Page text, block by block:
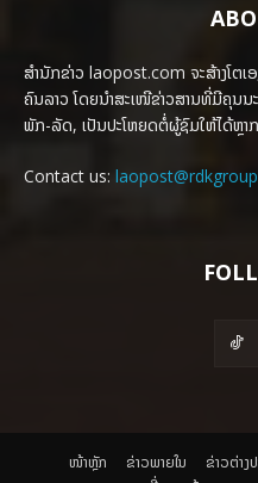
ສຳນັກຂ່າວ laopost.com ຈະສ້າງໂຕເ
ຄົນລາວ ໂດຍນຳສະເໜີຂ່າວສານທີ່ມີຄຸນນ
ພັກ-ລັດ, ເປັນປະໂຫຍດຕໍ່ຜູ້ຊົມໃຫ້ໄດ້ຫຼາ
Contact us:
ໜ້າຫຼັກ ຂ່າວພາຍ​ໃນ ຂ່າວຕ່າງ